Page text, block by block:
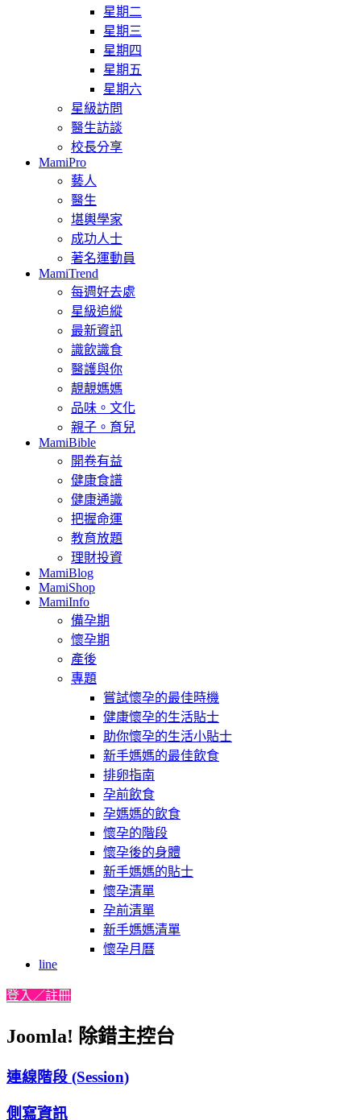
星期二
星期三
星期四
星期五
星期六
星級訪問
醫生訪談
校長分享
MamiPro
藝人
醫生
堪輿學家
成功人士
著名運動員
MamiTrend
每週好去處
星級追縱
最新資訊
識飲識食
醫護與你
靚靚媽媽
品味。文化
親子。育兒
MamiBible
開卷有益
健康食譜
健康通識
把握命運
教育放題
理財投資
MamiBlog
MamiShop
MamiInfo
備孕期
懷孕期
產後
專題
嘗試懷孕的最佳時機
健康懷孕的生活貼士
助你懷孕的生活小貼士
新手媽媽的最佳飲食
排卵指南
孕前飲食
孕媽媽的飲食
懷孕的階段
懷孕後的身體
新手媽媽的貼士
懷孕清單
孕前清單
新手媽媽清單
懷孕月曆
line
登入／註冊
Joomla! 除錯主控台
連線階段 (Session)
側寫資訊